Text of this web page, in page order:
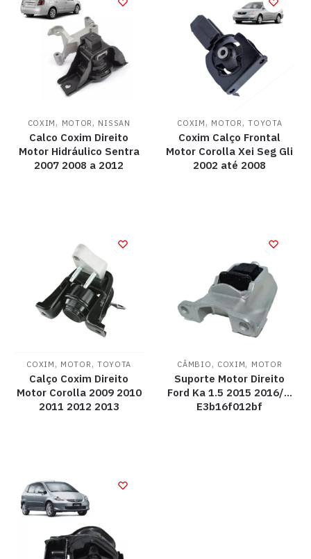
COXIM , MOTOR , NISSAN
Calco Coxim Direito
Motor Hidráulico Sentra
2007 2008 a 2012
COXIM , MOTOR ,TOYOTA
Coxim Calço Frontal
Motor Corolla Xei Seg Gli
2002 até 2008
COXIM , MOTOR , TOYOTA
Calço Coxim Direito
Motor Corolla 2009 2010
2011 2012 2013
CÂMBIO , COXIM, MOTOR
Suporte Motor Direito
Ford Ka 1.5 2015 2016/…
E3b16f012bf